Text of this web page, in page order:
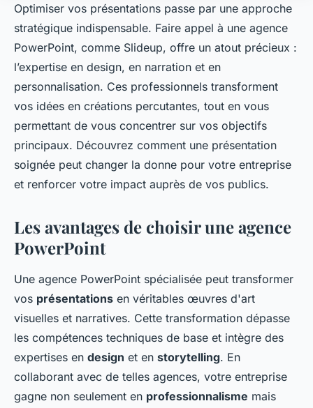
Optimiser vos présentations passe par une approche
stratégique indispensable. Faire appel à une agence
PowerPoint, comme Slideup, offre un atout précieux :
l’expertise en design, en narration et en
personnalisation. Ces professionnels transforment
vos idées en créations percutantes, tout en vous
permettant de vous concentrer sur vos objectifs
principaux. Découvrez comment une présentation
soignée peut changer la donne pour votre entreprise
et renforcer votre impact auprès de vos publics.
Les avantages de choisir une agence
PowerPoint
Une agence PowerPoint spécialisée peut transformer
vos présentations en véritables œuvres d'art
visuelles et narratives. Cette transformation dépasse
les compétences techniques de base et intègre des
expertises en design et en storytelling. En
collaborant avec de telles agences, votre entreprise
gagne non seulement en professionnalisme mais